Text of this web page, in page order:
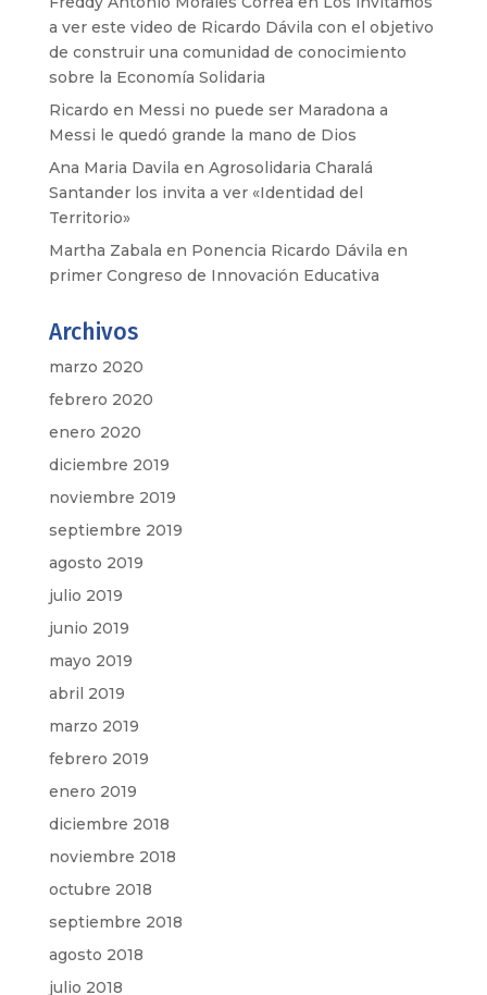
a ver este video de Ricardo Dávila con el objetivo
de construir una comunidad de conocimiento
sobre la Economía Solidaria
Ricardo en Messi no puede ser Maradona a
Messi le quedó grande la mano de Dios
Ana Maria Davila en Agrosolidaria Charalá
Santander los invita a ver «Identidad del
Territorio»
Martha Zabala en Ponencia Ricardo Dávila en
primer Congreso de Innovación Educativa
Archivos
marzo 2020
febrero 2020
enero 2020
diciembre 2019
noviembre 2019
septiembre 2019
agosto 2019
julio 2019
junio 2019
mayo 2019
abril 2019
marzo 2019
febrero 2019
enero 2019
diciembre 2018
noviembre 2018
octubre 2018
septiembre 2018
agosto 2018
julio 2018